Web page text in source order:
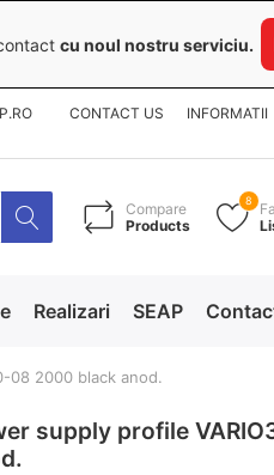
cu noul nostru serviciu.
CONTACT US INFORMATII
Compare
Products
8
Realizari SEAP
08 2000 black anod.
supply profile